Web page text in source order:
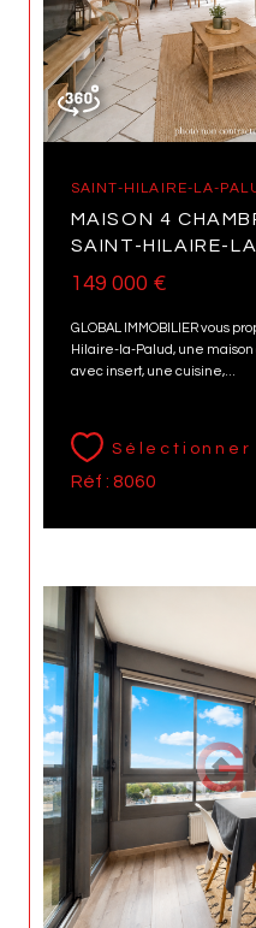
SAINT-HILAIRE-LA-
MAISON 4
SAINT-HILAIRE-
149 000 €
GLOBAL IMMOBILIER vous
Hilaire-la-Palud, une
avec insert, une cuisine,...
Sélectionner
Réf : 8060